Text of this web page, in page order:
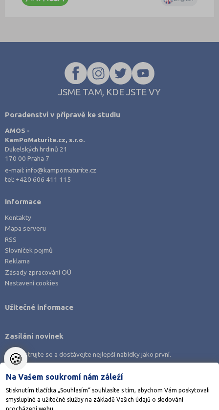
JSME TAM, KDE JSTE VY
Poradenství v přípravě ke studiu
AMOS -
KamPoMaturite.cz, s.r.o.
Dukelských hrdinů 21
170 00 Praha 7
e-mail:info@kampomaturite.cz
tel: +420 606 411 115
Informace
Kontakty
Mapa serveru
RSS
Slovníček pojmů
Reklama
Zásady zpracování OÚ
Nastavení cookies
Stáhněte si aplikaci Adresář škol
Užitečné informace
Zasílání novinek
Zaregistrujte se a dostávejte nejlepší nabídky jako první.
🍪
Na Vašem soukromí nám záleží
Stisknutím tlačítka „Souhlasím“ souhlasíte s tím, abychom Vám poskytovali
smysluplné a užitečné služby na základě Vašich údajů o sledování